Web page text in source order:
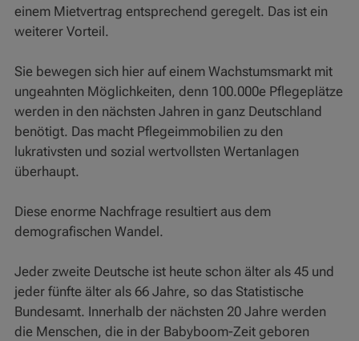
einem Mietvertrag entsprechend geregelt. Das ist ein
weiterer Vorteil.
Sie bewegen sich hier auf einem Wachstumsmarkt mit
ungeahnten Möglichkeiten, denn 100.000e Pflegeplätze
werden in den nächsten Jahren in ganz Deutschland
benötigt. Das macht Pflegeimmobilien zu den
lukrativsten und sozial wertvollsten Wertanlagen
überhaupt.
Diese enorme Nachfrage resultiert aus dem
demografischen Wandel.
Jeder zweite Deutsche ist heute schon älter als 45 und
jeder fünfte älter als 66 Jahre, so das Statistische
Bundesamt. Innerhalb der nächsten 20 Jahre werden
die Menschen, die in der Babyboom-Zeit geboren